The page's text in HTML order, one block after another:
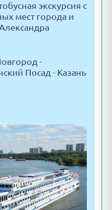
экскурсия с
мест города и
-
Посад - Казань